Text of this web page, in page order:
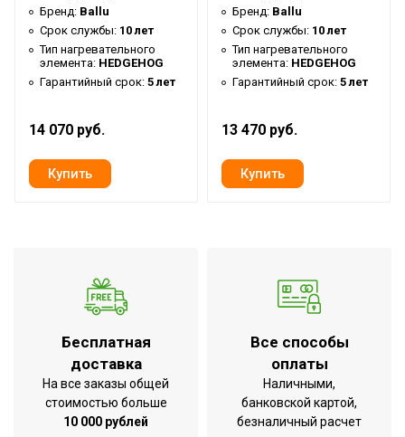
Бренд: Ballu
Срок службы: 10 лет
Тип нагревательного
элемента: HEDGEHOG
Гарантийный срок: 5 лет
14 070 руб.
Бренд: Ballu
Срок службы: 10 лет
Тип нагревательного
элемента: HEDGEHOG
Гарантийный срок: 5 лет
13 470 руб.
Бесплатная
доставка
На все заказы общей
стоимостью больше
10 000 рублей
Все способы
оплаты
Наличными,
банковской картой,
безналичный расчет